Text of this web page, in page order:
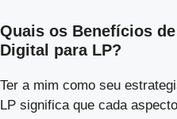
Quais os Benefícios
Digital para LP?
Ter a mim como seu
LP significa que cada